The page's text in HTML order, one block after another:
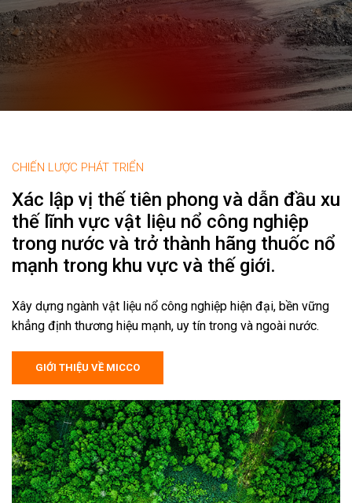
CHIẾN LƯỢC PHÁT TRIỂN
Xác lập vị thế tiên phong và dẫn đầu xu
thế lĩnh vực vật liệu nổ công nghiệp
trong nước và trở thành hãng thuốc nổ
mạnh trong khu vực và thế giới.
Xây dựng ngành vật liệu nổ công nghiệp hiện đại, bền vững
khẳng định thương hiệu mạnh, uy tín trong và ngoài nước.
GIỚI THIỆU VỀ MICCO